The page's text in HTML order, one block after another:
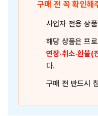
구매 전 꼭 확인해
사업자 전용 상품
해당 상품은프
연장·취소·환불(
다.
구매 전 반드시